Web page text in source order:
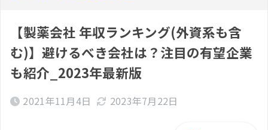
【製薬会社 年収ランキング(外資系も含
む)】避けるべき会社は？注目の有望企業
も紹介_2023年最新版
2021年11月4日 2023年7月22日